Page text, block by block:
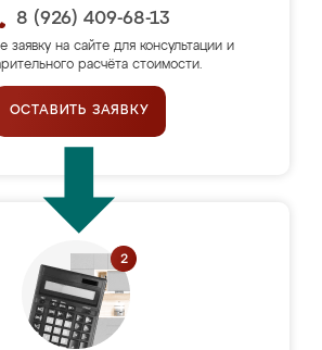
8 (926) 409-68-13
заявку на сайте для консультации и
расчёта стоимости.
ОСТАВИТЬ ЗАЯВКУ